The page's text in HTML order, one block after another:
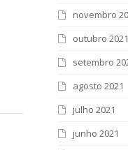
novembro
outubro 2021
setembro
agosto 2021
julho 2021
junho 2021